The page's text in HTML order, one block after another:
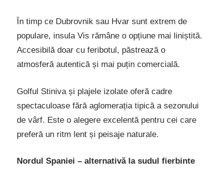
În timp ce Dubrovnik sau Hvar sunt extrem de
populare, insula Vis rămâne o opțiune mai liniștită.
Accesibilă doar cu feribotul, păstrează o
atmosferă autentică și mai puțin comercială.
Golful Stiniva și plajele izolate oferă cadre
spectaculoase fără aglomerația tipică a sezonului
de vârf. Este o alegere excelentă pentru cei care
preferă un ritm lent și peisaje naturale.
Nordul Spaniei – alternativă la sudul fierbinte